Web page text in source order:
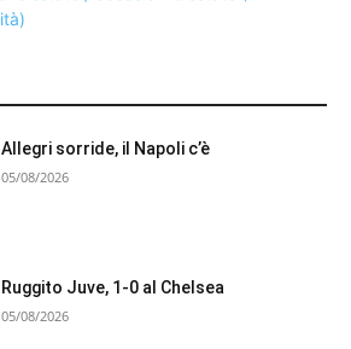
Allegri sorride, il Napoli c’è
05/08/2026
Ruggito Juve, 1-0 al Chelsea
05/08/2026